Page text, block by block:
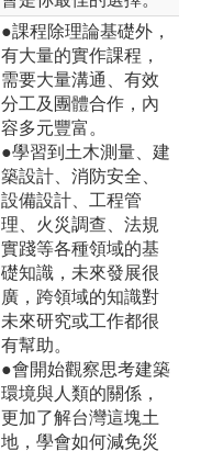
●課程除理論基礎外，
有大量的實作課程，
需要大量溝通、有效
分工及團體合作，內
容多元豐富。
●學習到土木測量、建
築設計、消防安全、
設備設計、工程管
理、火災調查、法規
實踐等各種領域的基
礎知識，未來發展很
廣，跨領域的知識對
未來研究或工作都很
有幫助。
●會開始觀察思考建築
環境與人類的關係，
更加了解台灣這塊土
地，學會如何減免災